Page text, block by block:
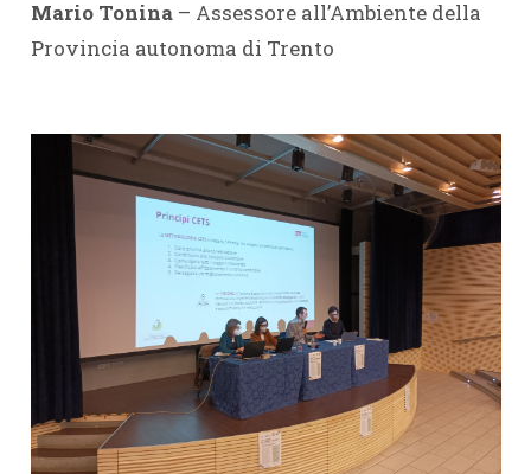
Mario Tonina– Assessore all’Ambiente della
Provincia autonoma di Trento